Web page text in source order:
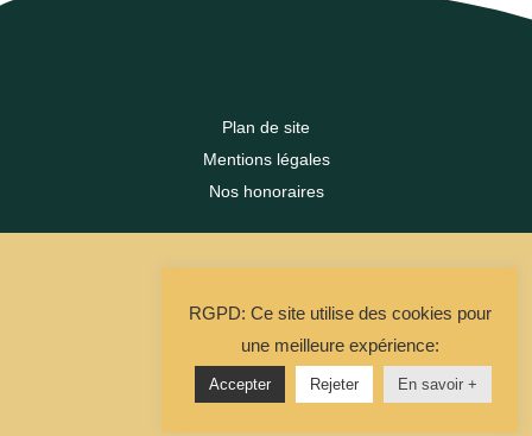
Plan de site
Mentions légales
Nos honoraires
2023 DLC FRANCE IMMO
La Solution Immo
RGPD: Ce site utilise des cookies pour
une meilleure expérience:
Accepter Rejeter En savoir +